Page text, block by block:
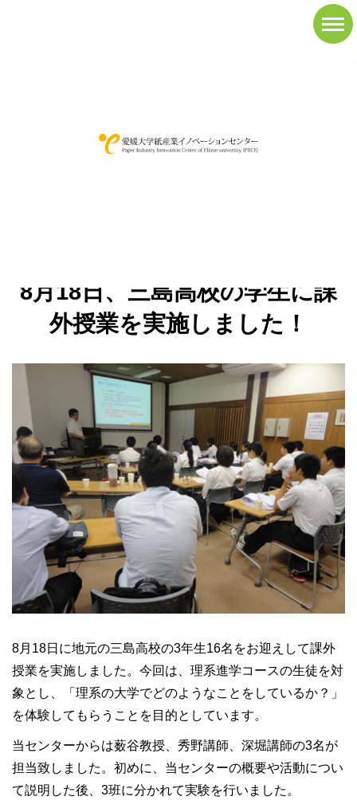
8月18日、三島高校の学生に課
外授業を実施しました！
8月18日に地元の三島高校の3年生16名をお迎えして課外
授業を実施しました。今回は、理系進学コースの生徒を対
象とし、「理系の大学でどのようなことをしているか？」
を体験してもらうことを目的としています。
当センターからは薮谷教授、秀野講師、深堀講師の3名が
担当致しました。初めに、当センターの概要や活動につい
て説明した後、3班に分かれて実験を行いました。